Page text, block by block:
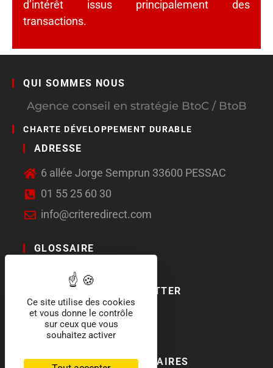
d’intérêt issus principalement des
transactions.
QUI SOMMES NOUS
Agence conseil en stratégie BtoC / BtoB
CHARTE DÉVELOPPEMENT DURABLE
ADRESSE
6 allée Jorge Semprun 33600 PESSAC
01 55 25 60 30
info@criteredirect.com
GLOSSAIRE
LE BLOG
ABONNEMENT NEWSLETTER
SOCIAL MEDIA
NOS LABELS ET PARTENAIRES
Ce site utilise des cookies
et vous donne le contrôle
sur ceux que vous
souhaitez activer